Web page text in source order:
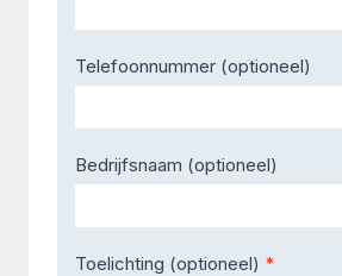
Telefoonnummer (optioneel)
Bedrijfsnaam (optioneel)
Toelichting (optioneel) *